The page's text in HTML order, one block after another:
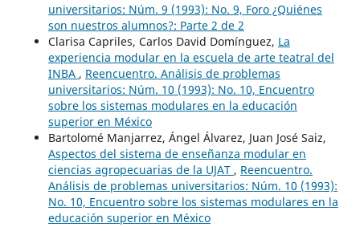
universitarios: Núm. 9 (1993): No. 9, Foro ¿Quiénes
son nuestros alumnos?: Parte 2 de 2
Clarisa Capriles, Carlos David Domínguez, La
experiencia modular en la escuela de arte teatral del
INBA , Reencuentro. Análisis de problemas
universitarios: Núm. 10 (1993): No. 10, Encuentro
sobre los sistemas modulares en la educación
superior en México
Bartolomé Manjarrez, Ángel Álvarez, Juan José Saiz,
Aspectos del sistema de enseñanza modular en
ciencias agropecuarias de la UJAT , Reencuentro.
Análisis de problemas universitarios: Núm. 10 (1993):
No. 10, Encuentro sobre los sistemas modulares en la
educación superior en México